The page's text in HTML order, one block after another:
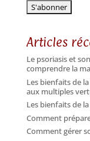
Articles
Le psoriasis et
comprendre la
Les bienfaits de
aux multiples
Les bienfaits de
Comment
Comment gérer